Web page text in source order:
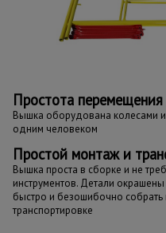
Простота перемещения
Вышка оборудована колесами
одним человеком
Простой монтаж и
Вышка проста в сборке и не
инструментов. Детали
быстро и безошибочно собрать
транспортировке